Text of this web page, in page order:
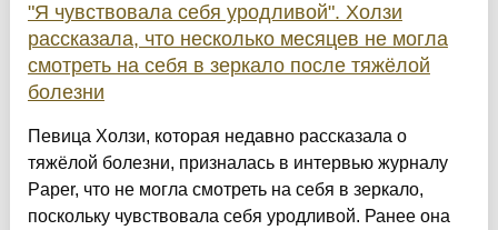
"Я чувствовала себя уродливой". Холзи
рассказала, что несколько месяцев не могла
смотреть на себя в зеркало после тяжёлой
болезни
Певица Холзи, которая недавно рассказала о
тяжёлой болезни, призналась в интервью журналу
Paper, что не могла смотреть на себя в зеркало,
поскольку чувствовала себя уродливой. Ранее она